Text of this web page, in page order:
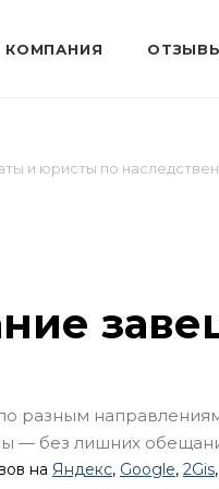
и юристы по
разным
— без лишних
на Яндекс, Google, 2Gis,